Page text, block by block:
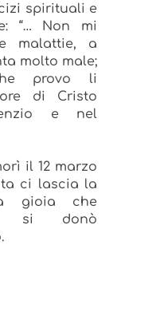
spirituali e
“… Non mi
malattie, a
molto male;
provo li
di Cristo
e nel
il 12 marzo
ci lascia la
gioia che
si donò